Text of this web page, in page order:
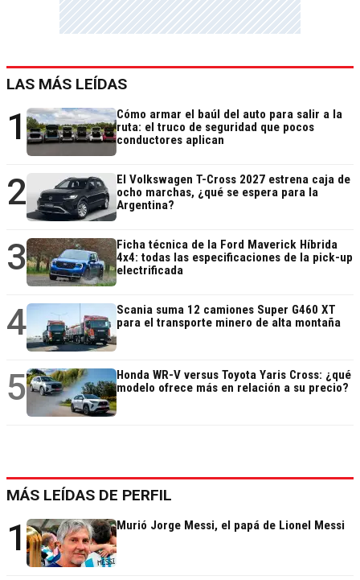
LAS MÁS LEÍDAS
1
Cómo armar el baúl del auto para salir a la
ruta: el truco de seguridad que pocos
conductores aplican
2
El Volkswagen T-Cross 2027 estrena caja de
ocho marchas, ¿qué se espera para la
Argentina?
3
Ficha técnica de la Ford Maverick Híbrida
4x4: todas las especificaciones de la pick-up
electrificada
4
Scania suma 12 camiones Super G460 XT
para el transporte minero de alta montaña
5
Honda WR-V versus Toyota Yaris Cross: ¿qué
modelo ofrece más en relación a su precio?
MÁS LEÍDAS DE PERFIL
1 Murió Jorge Messi, el papá de Lionel Messi